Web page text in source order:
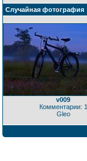
Случайная фотография
v009
Комментарии: 1
Gleo